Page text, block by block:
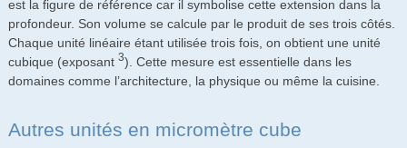
est la figure de référence car il symbolise cette extension dans la
profondeur. Son volume se calcule par le produit de ses trois côtés.
Chaque unité linéaire étant utilisée trois fois, on obtient une unité
cubique (exposant 3). Cette mesure est essentielle dans les
domaines comme l’architecture, la physique ou même la cuisine.
Autres unités en micromètre cube